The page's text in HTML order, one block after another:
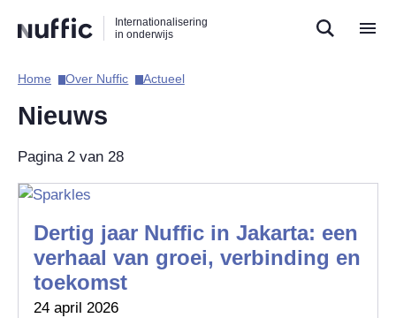
naar
zoekfunctie
naar
hoofdnavigatie
naar
inhoud
Internationalisering
in onderwijs
Hoofdnavigatie
Home​ Over Nuffic​ Actueel​
Nieuws
Pagina 2 van 28
Dertig jaar Nuffic in Jakarta: een
verhaal van groei, verbinding en
toekomst
24 april 2026